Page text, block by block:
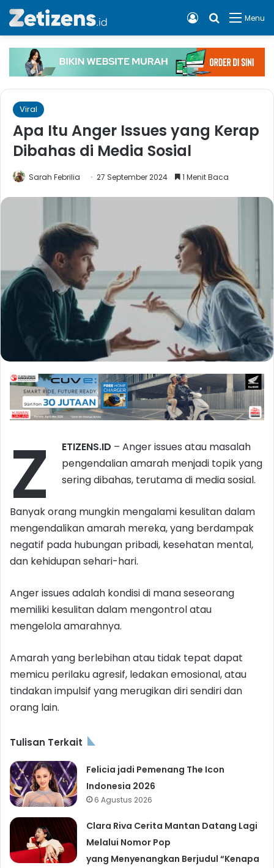
Menu
Cari apa,
Log In
Viral
Apa Itu Anger Issues yang Kerap
Dibahas di Media Sosial
Sarah Febrilia 27 September 2024 1 Menit Baca
Z ETIZENS.ID – Anger issues atau masalah
pengendalian amarah menjadi topik yang
sering dibahas, terutama di media sosial.
Banyak orang mungkin mengalami kesulitan dalam
mengendalikan amarah mereka, yang berdampak
negatif pada hubungan pribadi, kesehatan mental,
dan kehidupan sehari-hari.
Anger issues adalah kondisi di mana seseorang
memiliki kesulitan dalam mengontrol atau
mengelola amarahnya.
Amarah yang berlebihan atau tidak tepat dapat
memicu perilaku agresif, ledakan emosional, atau
tindakan impulsif yang merugikan diri sendiri dan
orang lain.
Tulisan Terkait
Felicia jadi Pemenang The Icon
Indonesia 2026
6 Agustus 2026
Clara Riva Cerita Mantan Datang Lagi
Melalui Nomor Pop
yang Menyenangkan Berjudul “Kenapa